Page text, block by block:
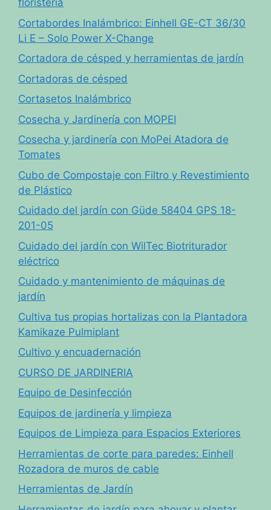
floristería
Cortabordes Inalámbrico: Einhell GE-CT 36/30
Li E – Solo Power X-Change
Cortadora de césped y herramientas de jardín
Cortadoras de césped
Cortasetos Inalámbrico
Cosecha y Jardinería con MOPEI
Cosecha y jardinería con MoPei Atadora de
Tomates
Cubo de Compostaje con Filtro y Revestimiento
de Plástico
Cuidado del jardín con Güde 58404 GPS 18-
201-05
Cuidado del jardín con WilTec Biotriturador
eléctrico
Cuidado y mantenimiento de máquinas de
jardín
Cultiva tus propias hortalizas con la Plantadora
Kamikaze Pulmiplant
Cultivo y encuadernación
CURSO DE JARDINERIA
Equipo de Desinfección
Equipos de jardinería y limpieza
Equipos de Limpieza para Espacios Exteriores
Herramientas de corte para paredes: Einhell
Rozadora de muros de cable
Herramientas de Jardín